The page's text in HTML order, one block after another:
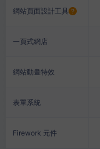
網站頁面設計工具
一頁式網店
網站動畫特效
表單系統
Firework 元件